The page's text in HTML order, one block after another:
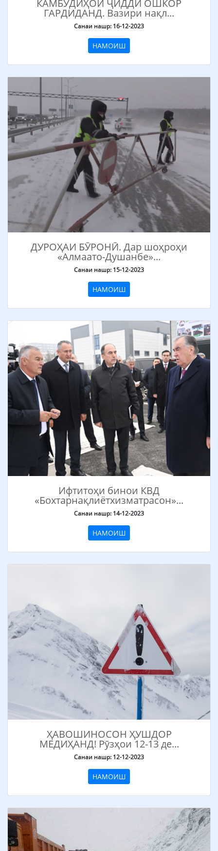
КАМБУДИҲОИ ҶИДДӢ ОШКОР
ГАРДИДАНД. Вазири нақл...
Санаи нашр: 16-12-2023
НАМОИШ
ДУРОҲАИ БӮРОНӢ. Дар шоҳроҳи
«Алмаато-Душанбе»...
Санаи нашр: 15-12-2023
НАМОИШ
Ифтитоҳи бинои КВД
«Бохтарнақлиётхизматрасон»...
Санаи нашр: 14-12-2023
НАМОИШ
ҲАВОШИНОСОН ҲУШДОР
МЕДИҲАНД! Рӯзҳои 12-13 де...
Санаи нашр: 12-12-2023
НАМОИШ